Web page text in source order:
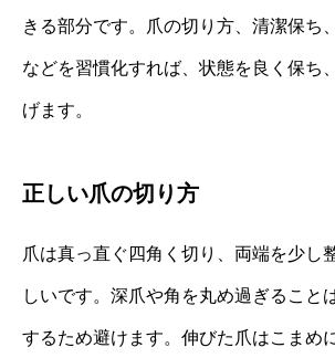
きる部分です。爪の切り方、清潔保ち
などを習慣化すれば、状態を良く保ち
げます。
正しい爪の切り方
爪は真っ直ぐ四角く切り、両端を少し
しいです。深爪や角を丸め過ぎること
するため避けます。伸びた爪はこまめ